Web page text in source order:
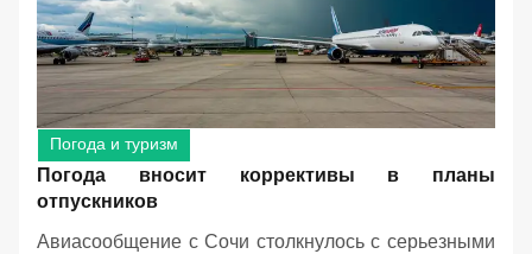
Погода и туризм
Погода вносит коррективы в планы
отпускников
Авиасообщение с Сочи столкнулось с серьезными